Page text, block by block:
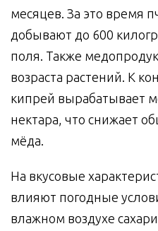
месяцев. За это время
добывают до 600
поля. Также
возраста растений. К
кипрей вырабатывает
нектара, что снижает
мёда.
На вкусовые
влияют погодные
влажном воздухе